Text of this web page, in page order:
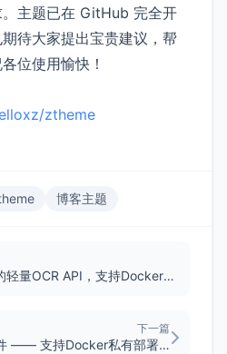
主题已在 GitHub 完全开
待大家提出宝贵建议，帮
位使用愉快！
ztheme
博客主题
Zocr：一款开箱即用的轻量OCR API，支持Docker一键部署
下一篇
小而美的ZNote笔记软件 —— 支持Docker私有部署和WEB访问